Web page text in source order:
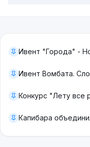
Ивент "Города" -
Ивент Вомбата.
Конкурс "Лету все
Капибара